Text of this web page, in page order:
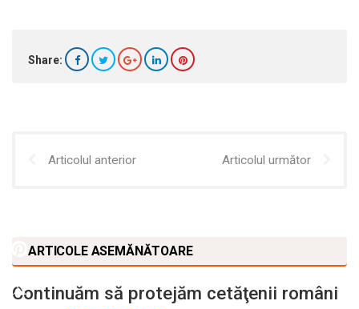
Share:
Articolul anterior Articolul următor
ARTICOLE ASEMĂNĂTOARE
Continuăm să protejăm cetăţenii români